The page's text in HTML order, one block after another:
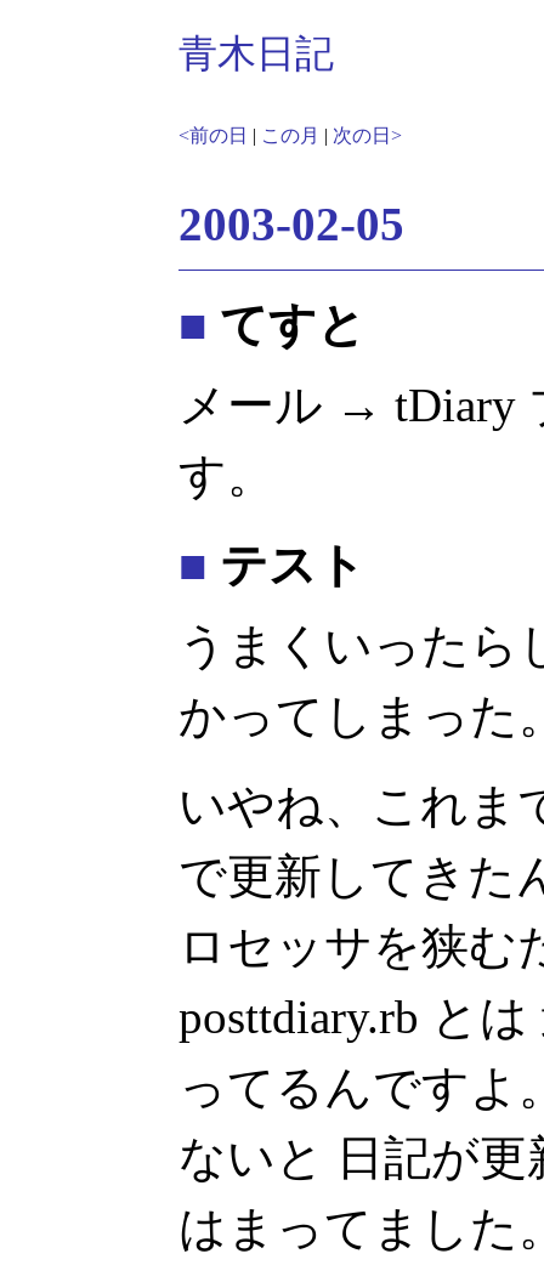
青木日記
<前の日 | この月 | 次の日>
2003-02-05
■ てすと
メール → tDiary
す。
■ テスト
うまくいったら
かってしまった
いやね、これま
で更新してきた
ロセッサを狭む
posttdiary.rb と
ってるんですよ
ないと 日記が
はまってました